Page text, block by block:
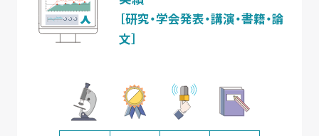
［研究・学会発表・講演・書籍・論
文］